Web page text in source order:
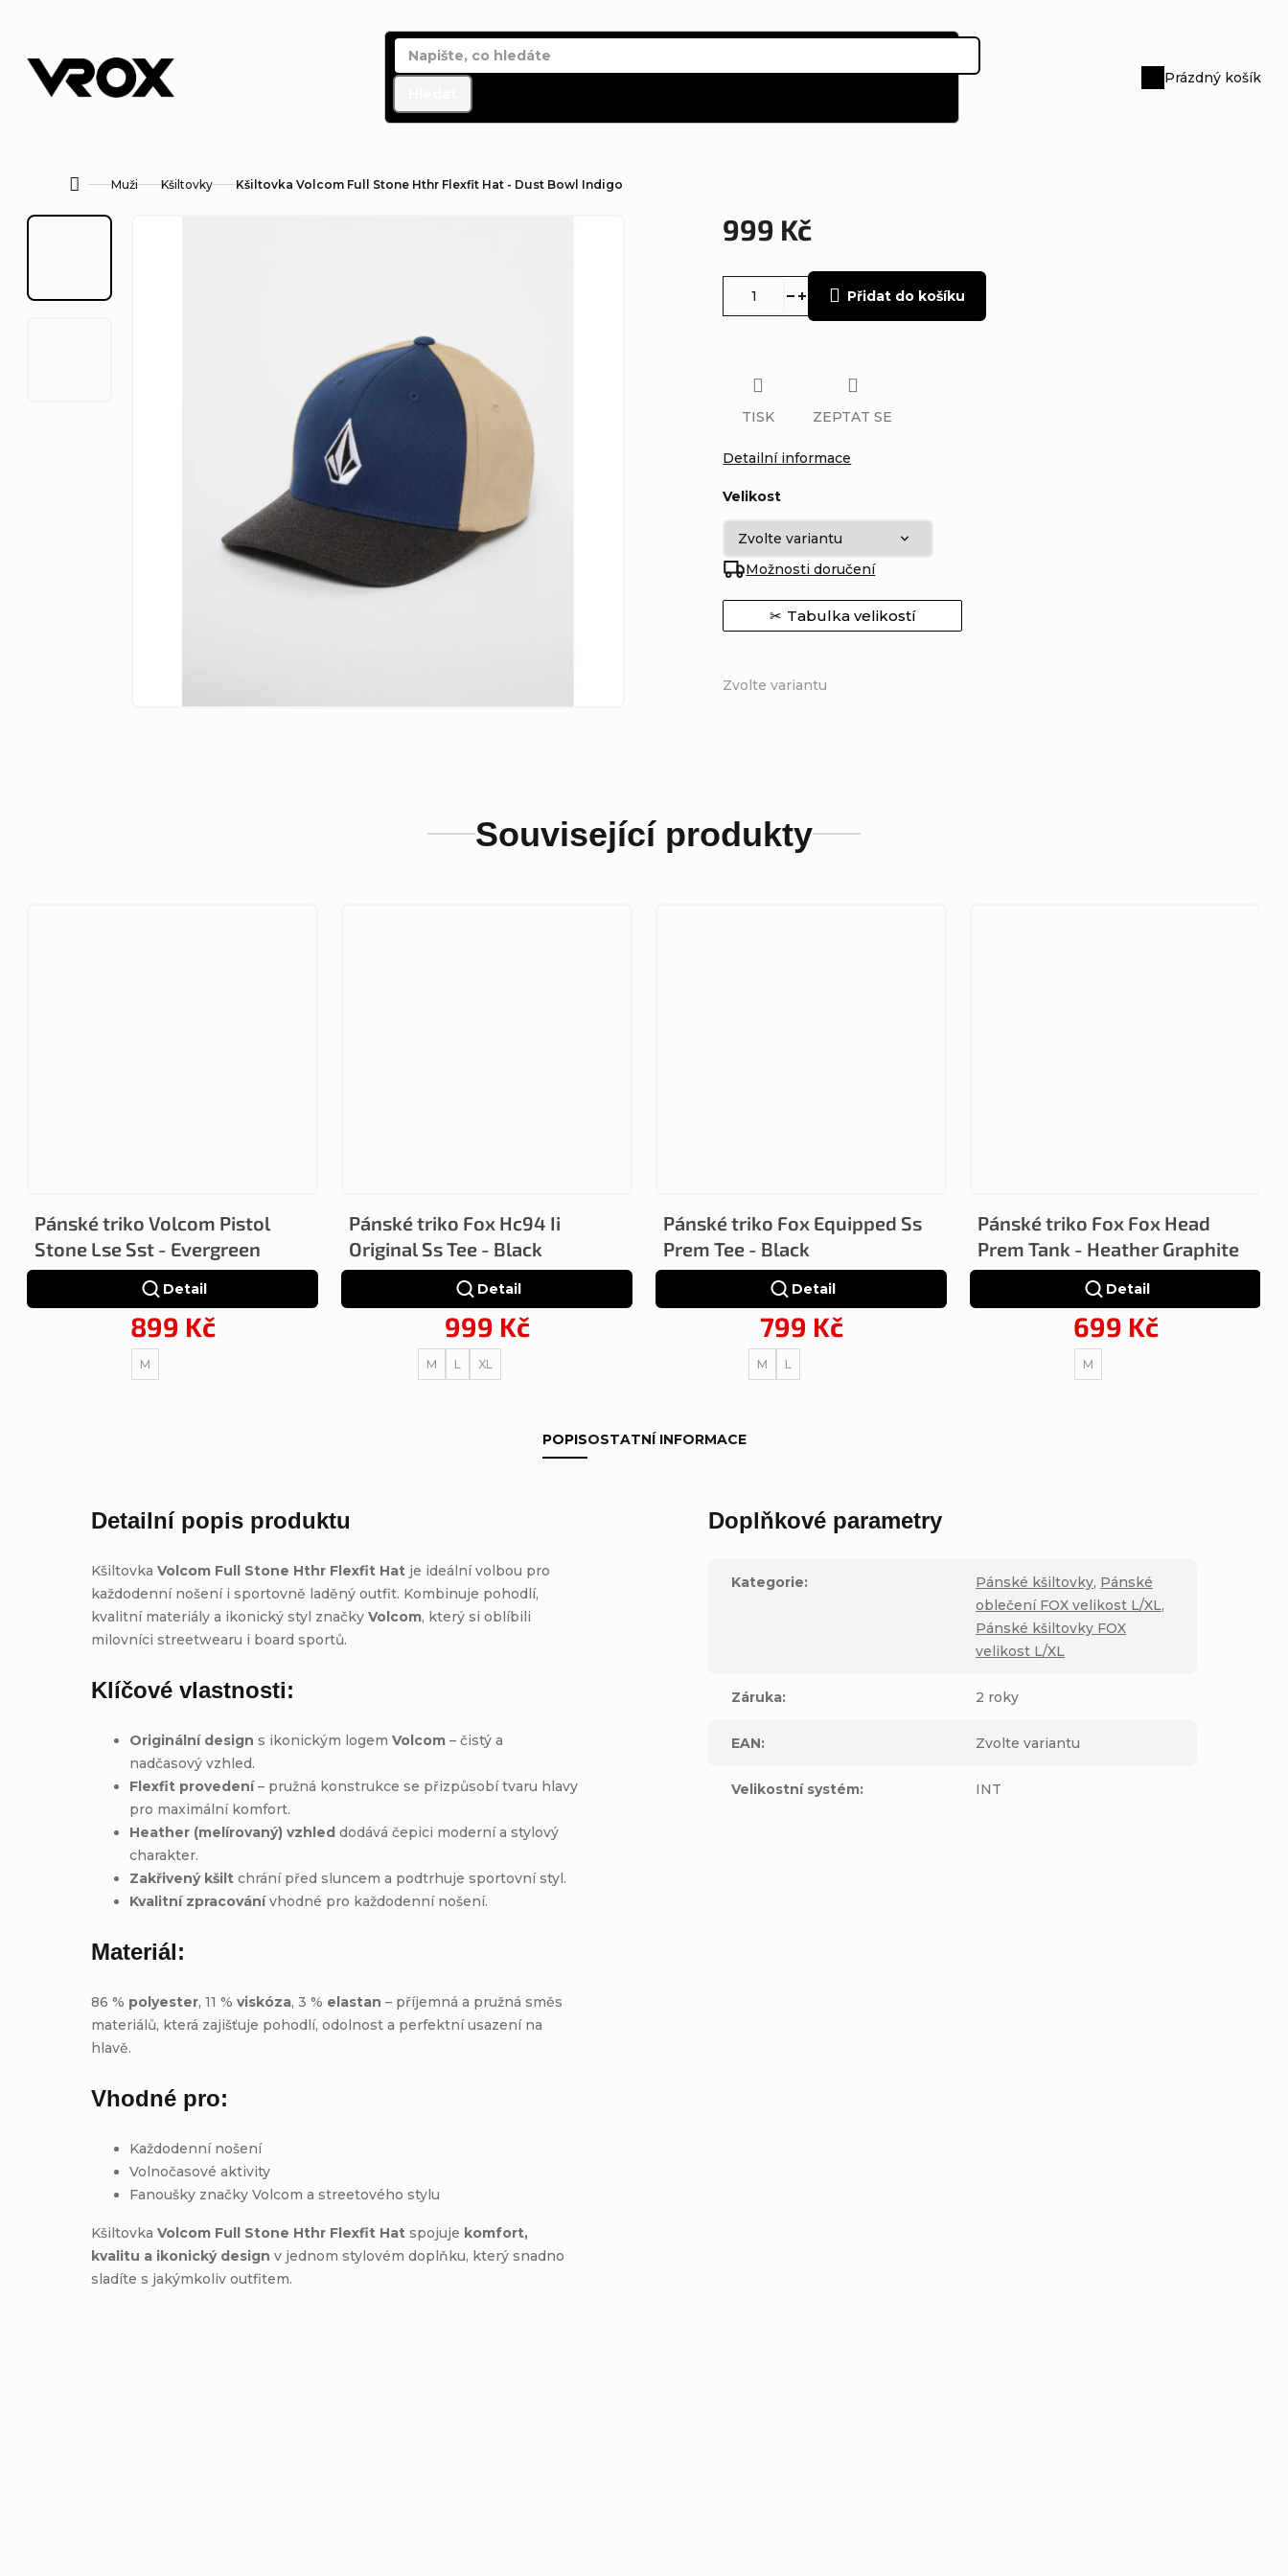
obsah
Nákupní
Prázdný košík
DomůMuži Kšiltovky Kšiltovka Volcom Full Stone Hthr Flexfit Hat - Dust Bowl Indigo
999 Kč
Zvolte variantu
Velikost
Možnosti doručení
Tabulka velikostí
Přidat do košíku
Detailní informace
TISK ZEPTAT SE
Související produkty
Pánské triko Volcom Pistol
Stone Lse Sst - Evergreen
899 Kč
Detail
M
Pánské triko Fox Hc94 Ii
Original Ss Tee - Black
999 Kč
Detail
M L XL
Pánské triko Fox Equipped Ss
Prem Tee - Black
799 Kč
Detail
M L
Pánské triko Fox Fox Head
Prem Tank - Heather Graphite
699 Kč
Detail
M
POPISOSTATNÍ INFORMACE
Detailní popis produktu
KšiltovkaVolcom Full Stone Hthr Flexfit Hat je ideální volbou pro
každodenní nošení i sportovně laděný outfit. Kombinuje pohodlí,
kvalitní materiály a ikonický styl značkyVolcom, který si oblíbili
milovníci streetwearu i board sportů.
Klíčové vlastnosti:
Originální design s ikonickým logemVolcom – čistý a
nadčasový vzhled.
Flexfit provedení– pružná konstrukce se přizpůsobí tvaru hlavy
pro maximální komfort.
Heather (melírovaný) vzhled dodává čepici moderní a stylový
charakter.
Zakřivený kšilt chrání před sluncem a podtrhuje sportovní styl.
Kvalitní zpracovánívhodné pro každodenní nošení.
Materiál:
86 % polyester, 11 %viskóza, 3 % elastan – příjemná a pružná směs
materiálů, která zajišťuje pohodlí, odolnost a perfektní usazení na
hlavě.
Vhodné pro:
Každodenní nošení
Volnočasové aktivity
Fanoušky značky Volcom a streetového stylu
KšiltovkaVolcom Full Stone Hthr Flexfit Hat spojuje komfort,
kvalitu a ikonický design v jednom stylovém doplňku, který snadno
sladíte s jakýmkoliv outfitem.
Doplňkové parametry
Kategorie: Pánské kšiltovky, Pánské
oblečení FOX velikost L/XL,
Pánské kšiltovky FOX
velikost L/XL
Záruka: 2 roky
EAN: Zvolte variantu
Velikostní systém: INT